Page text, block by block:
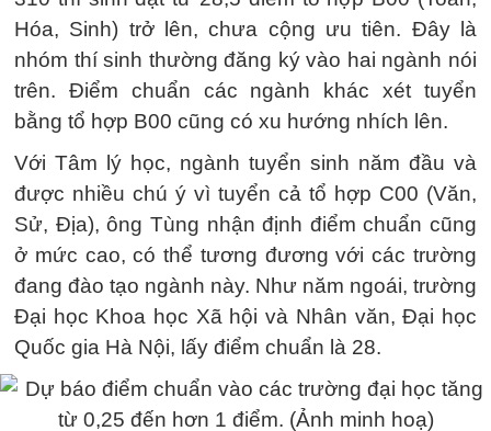
Hóa, Sinh) trở lên, chưa cộng ưu tiên. Đây là
nhóm thí sinh thường đăng ký vào hai ngành nói
trên. Điểm chuẩn các ngành khác xét tuyển
bằng tổ hợp B00 cũng có xu hướng nhích lên.
Với Tâm lý học, ngành tuyển sinh năm đầu và
được nhiều chú ý vì tuyển cả tổ hợp C00 (Văn,
Sử, Địa), ông Tùng nhận định điểm chuẩn cũng
ở mức cao, có thể tương đương với các trường
đang đào tạo ngành này. Như năm ngoái, trường
Đại học Khoa học Xã hội và Nhân văn, Đại học
Quốc gia Hà Nội, lấy điểm chuẩn là 28.